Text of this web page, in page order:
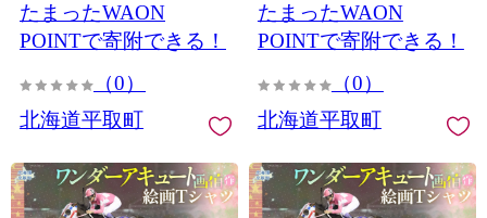
たまったWAON
POINTで寄附できる！
（0）
北海道平取町
たまったWAON
POINTで寄附できる！
（0）
北海道平取町